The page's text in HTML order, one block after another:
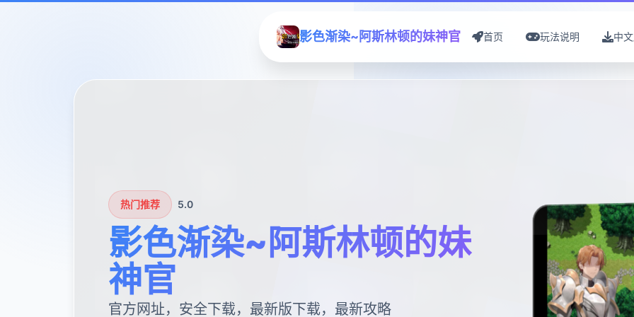
影色渐染~阿斯林顿的妹神官 首页 玩法说明 中
热门推荐 5.0
影色渐染~阿斯林顿的妹
神官
官方网址，安全下载，最新版下载，最新攻略